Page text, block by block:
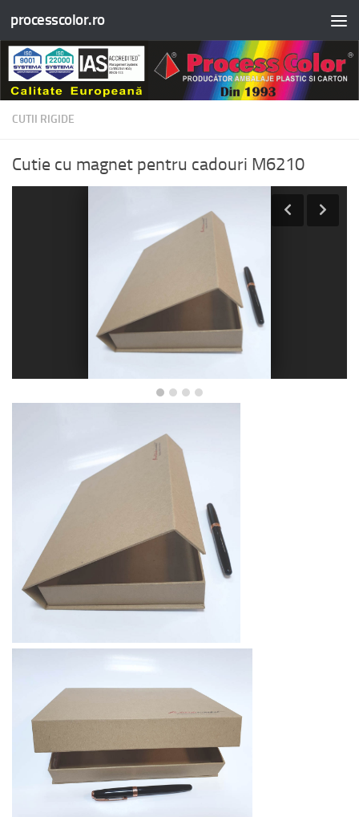
Skip to content
processcolor.ro
CUTII RIGIDE
Cutie cu magnet pentru cadouri M6210